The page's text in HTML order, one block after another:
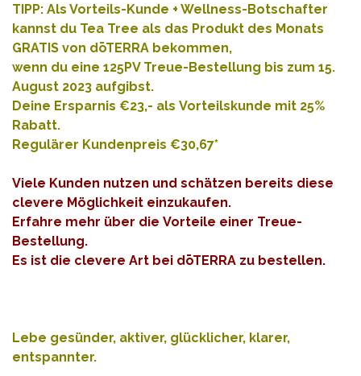
TIPP: Als Vorteils-Kunde + Wellness-Botschafter
kannst du Tea Tree als das Produkt des Monats
GRATIS von dōTERRA bekommen,
wenn du eine 125PV Treue-Bestellung bis zum 15.
August 2023 aufgibst.
Deine Ersparnis €23,- als Vorteilskunde mit 25%
Rabatt.
Regulärer Kundenpreis €30,67*
Viele Kunden nutzen und schätzen bereits diese
clevere Möglichkeit einzukaufen.
Erfahre mehr über die Vorteile einer Treue-
Bestellung.
Es ist die clevere Art bei dōTERRA zu bestellen.
Lebe gesünder, aktiver, glücklicher, klarer,
entspannter.